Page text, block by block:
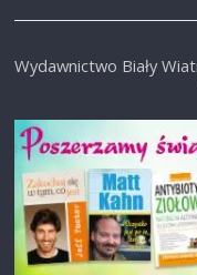
Wydawnictwo Biały